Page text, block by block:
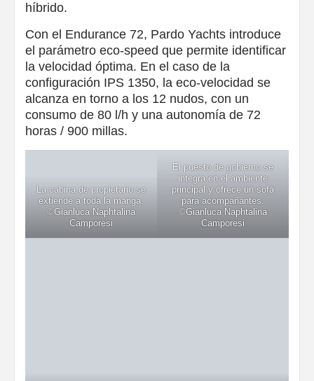
híbrido.
Con el Endurance 72, Pardo Yachts introduce
el parámetro eco-speed que permite identificar
la velocidad óptima. En el caso de la
configuración IPS 1350, la eco-velocidad se
alcanza en torno a los 12 nudos, con un
consumo de 80 l/h y una autonomía de 72
horas / 900 millas.
La cabina de propietario se
extiende a toda la manga.
©Gianluca Naphtalina
Camporesi
El puesto de gobierno se
integra en el ambiente
principal y ofrece un sofá
para acompañantes.
©Gianluca Naphtalina
Camporesi